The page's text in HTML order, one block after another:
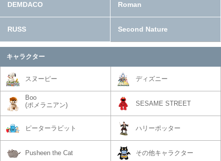
DEMDACO Roman
RUSS Second Nature
キャラクター
スヌーピー ディズニー
Boo
(ポメラニアン)
SESAME STREET
ピーターラビット ハリーポッター
Pusheen the Cat その他キャラクター